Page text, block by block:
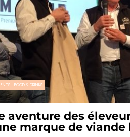
FOOD & DRINKS
aventure des
marque de viande